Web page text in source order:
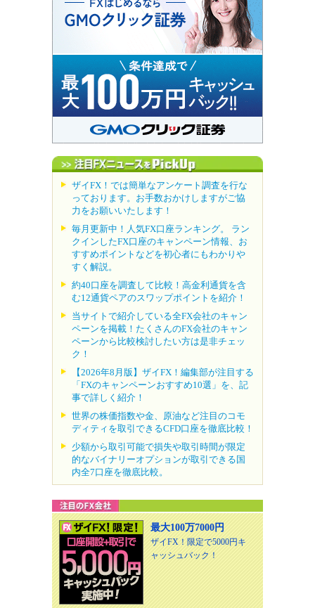
ザイFX！では簡単なアンケート調査を行な
っております。お手数おかけしますがご協
力をお願いいたします！
毎月更新中！人気FX口座ランキング。 ラン
クインしたFX口座のキャンペーン情報、お
すすめポイントなどを初心者にもわかりや
すく解説。
約40口座を調査して比較！高金利通貨を含
む12通貨ペアのスワップポイントを紹介！
当サイトで紹介している全FX会社のキャン
ペーンを掲載！たくさんのFX会社のキャン
ペーンから比較検討したい方は是非チェッ
ク！
【2026年8月版】ザイFX！編集部が注目する
「FXのキャンペーンおすすめ10選」を、記
事で詳しく紹介！
世界の株価指数や金、原油など注目のコモ
ディティを取引できるCFD口座を徹底比較！
少額から取引可能で損失や取引時間が限定
的なバイナリーオプションが取引できる国
内全7口座を徹底比較。
最大100万7000円
ザイFX！限定で5000円キ
ャッシュバック！